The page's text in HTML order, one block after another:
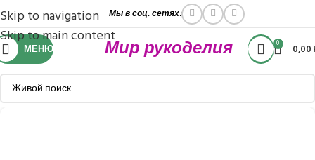
Skip to navigation
Skip to main content
Мы в соц. сетях:
МЕНЮ Мир рукоделия 0 0,00